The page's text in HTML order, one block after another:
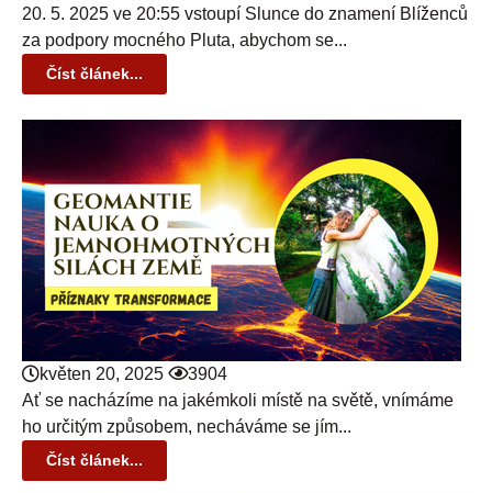
20. 5. 2025 ve 20:55 vstoupí Slunce do znamení Blíženců
za podpory mocného Pluta, abychom se...
Číst článek...
květen 20, 2025
3904
Ať se nacházíme na jakémkoli místě na světě, vnímáme
ho určitým způsobem, necháváme se jím...
Číst článek...